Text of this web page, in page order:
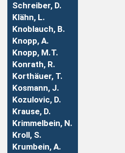
Schreiber, D.
Klähn, L.
Knoblauch, B.
Knopp, A.
Knopp, M.T.
Konrath, R.
Korthäuer, T.
Kosmann, J.
Kozulovic, D.
Krause, D.
Krimmelbein, N.
Kroll, S.
Krumbein, A.